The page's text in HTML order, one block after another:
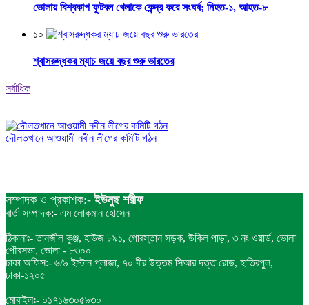
ভোলায় বিশ্বকাপ ফুটবল খেলাকে কেন্দ্র করে সংঘর্ষ; নিহত-১, আহত-৮
১০
শ্বাসরুদ্ধকর ম্যাচ জয়ে বছর শুরু ভারতের
সর্বাধিক
দৌলতখানে আওয়ামী নবীন লীগের কমিটি গঠন
সম্পাদক ও প্রকাশক:-ইউনুছ শরীফ
বার্তা সম্পাদক:- এম লোকমান হোসেন
ঠিকানাঃ- তানজীল কুঞ্জ, হাউজ ৮৯১, গোরস্তান সড়ক, উকিল পাড়া, ৩ নং ওয়ার্ড, ভোলা
পৌরসভা, ভোলা - ৮৩০০
ঢাকা অফিস:- ৬/৯ ইস্টান প্লাজা, ৭০ বীর উত্তম সিআর দত্ত রোড, হাতিরপুল,
ঢাকা-১২০৫
মোবাইলঃ- ০১৭১৬৩০৫৯৩০